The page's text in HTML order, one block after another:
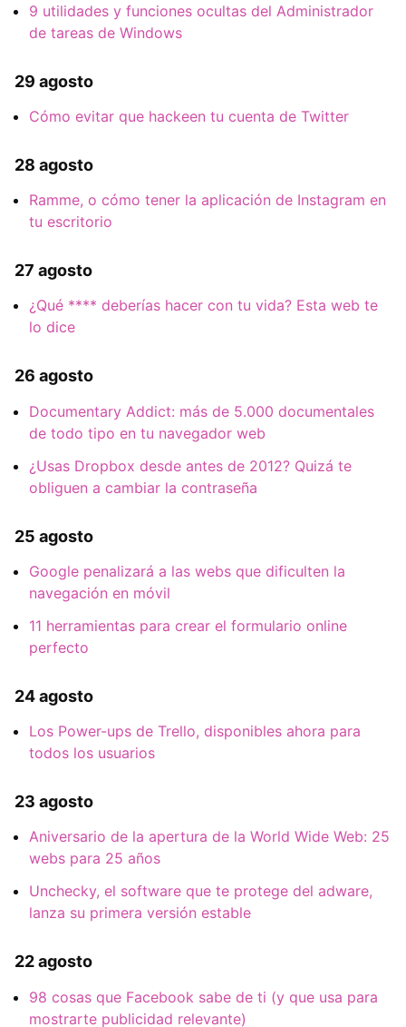
9 utilidades y funciones ocultas del Administrador
de tareas de Windows
29 agosto
Cómo evitar que hackeen tu cuenta de Twitter
28 agosto
Ramme, o cómo tener la aplicación de Instagram en
tu escritorio
27 agosto
¿Qué **** deberías hacer con tu vida? Esta web te
lo dice
26 agosto
Documentary Addict: más de 5.000 documentales
de todo tipo en tu navegador web
¿Usas Dropbox desde antes de 2012? Quizá te
obliguen a cambiar la contraseña
25 agosto
Google penalizará a las webs que dificulten la
navegación en móvil
11 herramientas para crear el formulario online
perfecto
24 agosto
Los Power-ups de Trello, disponibles ahora para
todos los usuarios
23 agosto
Aniversario de la apertura de la World Wide Web: 25
webs para 25 años
Unchecky, el software que te protege del adware,
lanza su primera versión estable
22 agosto
98 cosas que Facebook sabe de ti (y que usa para
mostrarte publicidad relevante)